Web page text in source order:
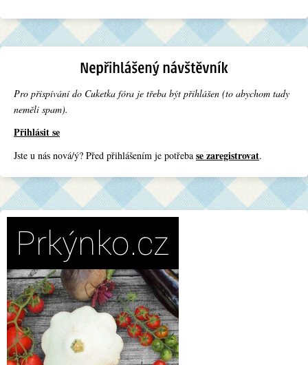
Pro přispívání do Cuketka fóra je třeba být přihlášen (to abychom tady
neměli spam).
Přihlásit se
Jste u nás nová/ý? Před přihlášením je potřeba se zaregistrovat.